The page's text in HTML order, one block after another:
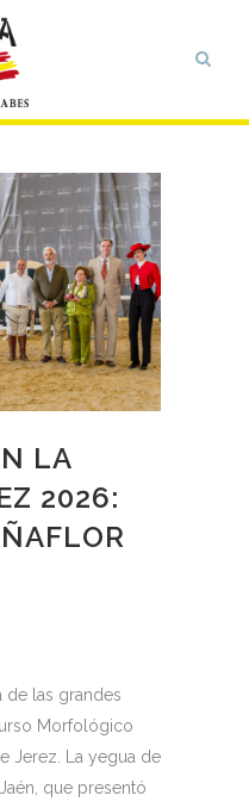
LA
2026:
de las grandes
Morfológico
Jerez. La yegua de
que presentó